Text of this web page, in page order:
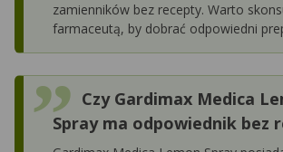
zamienników bez recepty. Warto
farmaceutą, by dobrać odpowiedni
Czy Gardimax Medica
Spray ma odpowiednik bez